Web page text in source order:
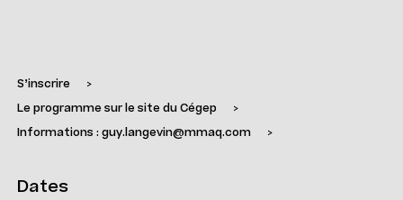
S’inscrire
>
Le programme sur le site du Cégep
>
Informations : guy.langevin@mmaq.com
>
Dates